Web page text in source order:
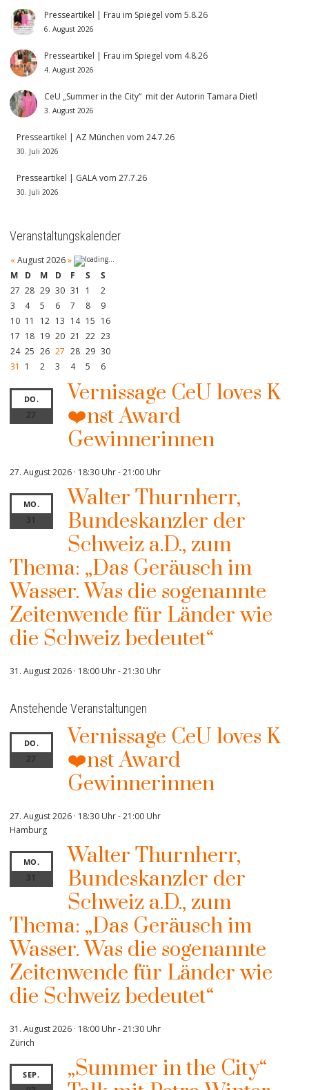
Presseartikel | Frau im Spiegel vom 5.8.26
6. August 2026
Presseartikel | Frau im Spiegel vom 4.8.26
4. August 2026
CeU „Summer in the City“ mit der Autorin Tamara Dietl
3. August 2026
Presseartikel | AZ München vom 24.7.26
30. Juli 2026
Presseartikel | GALA vom 27.7.26
30. Juli 2026
Veranstaltungskalender
« August 2026»
M
D M D F S
S
27 28 29 30 31 1
2
3
4 5 6 7 8
9
10 11 12 13 14 15 16
17 18 19 20 21 22 23
24 25 26 27 28 29 30
31
1 2 3 4 5 6
DO.
27
Vernissage CeU loves K
❤️nst Award
Gewinnerinnen
27. August 2026 · 18:30 Uhr-21:00 Uhr
MO.
31
Walter Thurnherr,
Bundeskanzler der
Schweiz a.D., zum
Thema: „Das Geräusch im
Wasser. Was die sogenannte
Zeitenwende für Länder wie
die Schweiz bedeutet“
31. August 2026 · 18:00 Uhr-21:30 Uhr
Anstehende Veranstaltungen
DO.
27
Vernissage CeU loves K
❤️nst Award
Gewinnerinnen
27. August 2026 · 18:30 Uhr-21:00 Uhr
Hamburg
MO.
31
Walter Thurnherr,
Bundeskanzler der
Schweiz a.D., zum
Thema: „Das Geräusch im
Wasser. Was die sogenannte
Zeitenwende für Länder wie
die Schweiz bedeutet“
31. August 2026 · 18:00 Uhr-21:30 Uhr
Zürich
SEP.
„Summer in the City“